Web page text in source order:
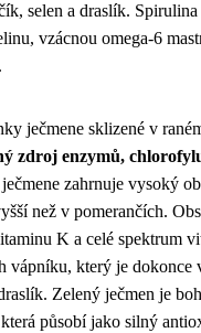
selen a draslík. Spirulina
vzácnou omega-6
ječmene sklizené v
zdroj enzymů,
zahrnuje vysoký
než v pomerančích.
K a celé spektrum
vápníku, který je dokonce
Zelený ječmen je
působí jako silný